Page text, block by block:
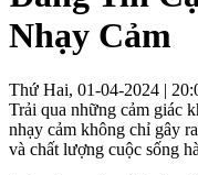
Nhạy Cảm
Thứ Hai, 01-04-2024 |
Trải qua những cảm giác
nhạy cảm không chỉ gây
và chất lượng cuộc sống